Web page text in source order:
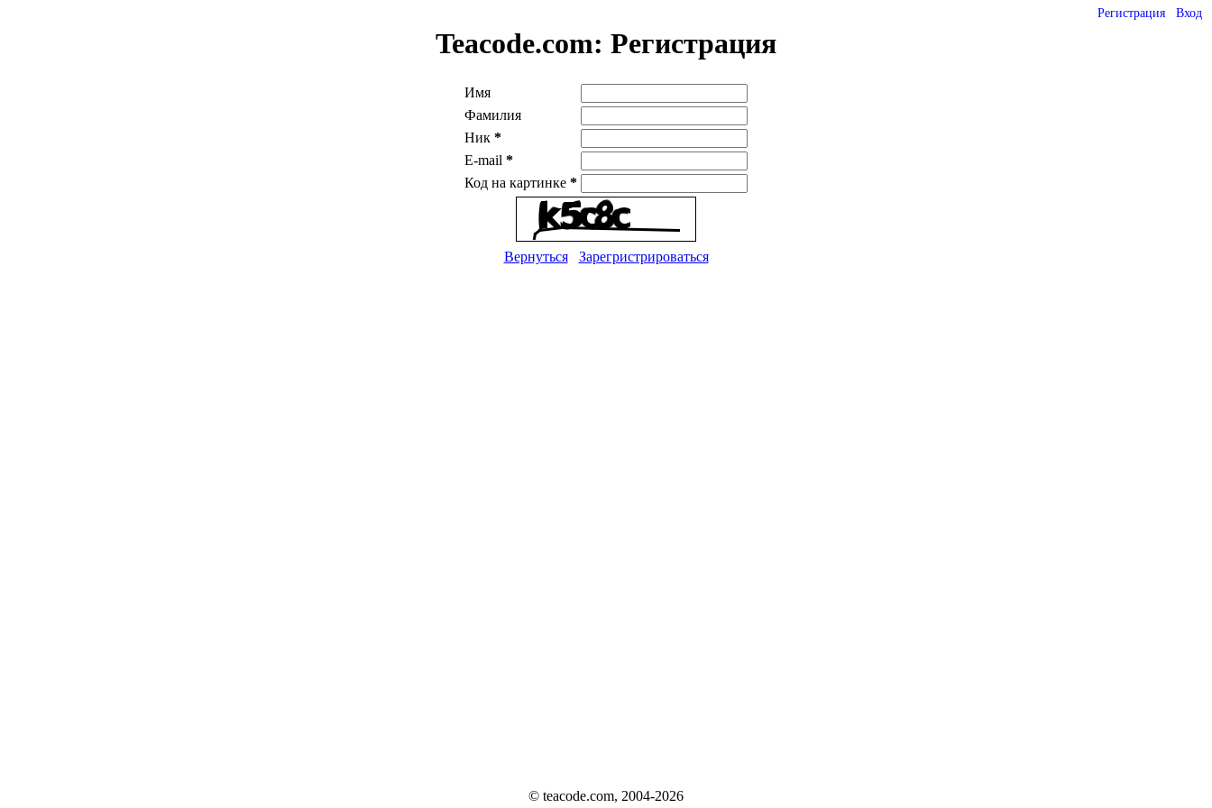
Регистрация Вход
Teacode.com: Регистрация
Имя
Фамилия
Ник *
E-mail *
Код на картинке *
Вернуться Зарегристрироваться
© teacode.com, 2004-2026